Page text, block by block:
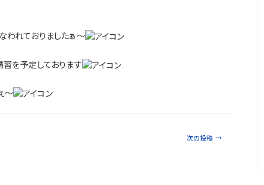
われておりましたぁ～
を予定しております
～
次の投稿 →